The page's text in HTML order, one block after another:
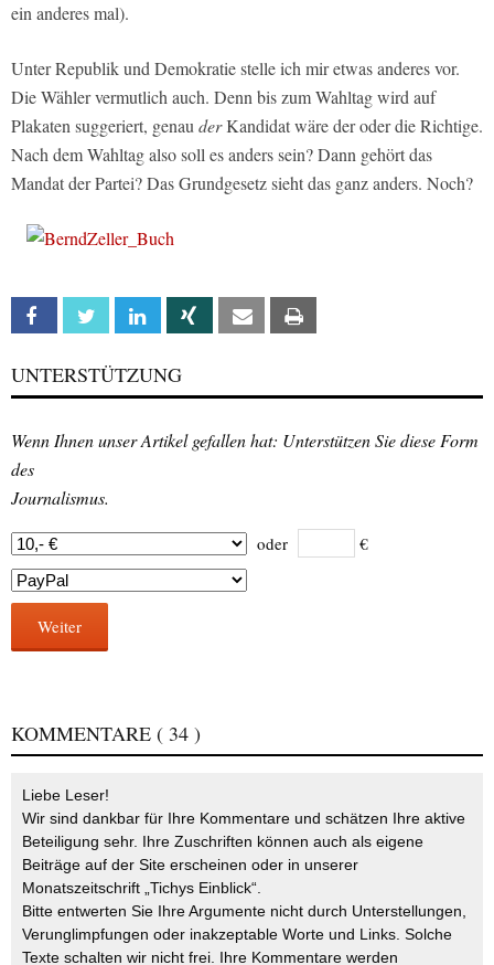
ein anderes mal).
Unter Republik und Demokratie stelle ich mir etwas anderes vor.
Die Wähler vermutlich auch. Denn bis zum Wahltag wird auf
Plakaten suggeriert, genau derKandidat wäre der oder die Richtige.
Nach dem Wahltag also soll es anders sein? Dann gehört das
Mandat der Partei? Das Grundgesetz sieht das ganz anders. Noch?
Facebook Twitter Linkedin Xing Email
UNTERSTÜTZUNG
Wenn Ihnen unser Artikel gefallen hat: Unterstützen Sie diese Form
des
Journalismus.
oder €
Weiter
KOMMENTARE ( 34 )
Liebe Leser!
Wir sind dankbar für Ihre Kommentare und schätzen Ihre aktive
Beteiligung sehr. Ihre Zuschriften können auch als eigene
Beiträge auf der Site erscheinen oder in unserer
Monatszeitschrift „Tichys Einblick“.
Bitte entwerten Sie Ihre Argumente nicht durch Unterstellungen,
Verunglimpfungen oder inakzeptable Worte und Links. Solche
Texte schalten wir nicht frei. Ihre Kommentare werden